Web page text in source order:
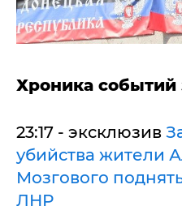
Хроника событий
23:17 - эксклюзив
убийства жители
Мозгового
ЛНР